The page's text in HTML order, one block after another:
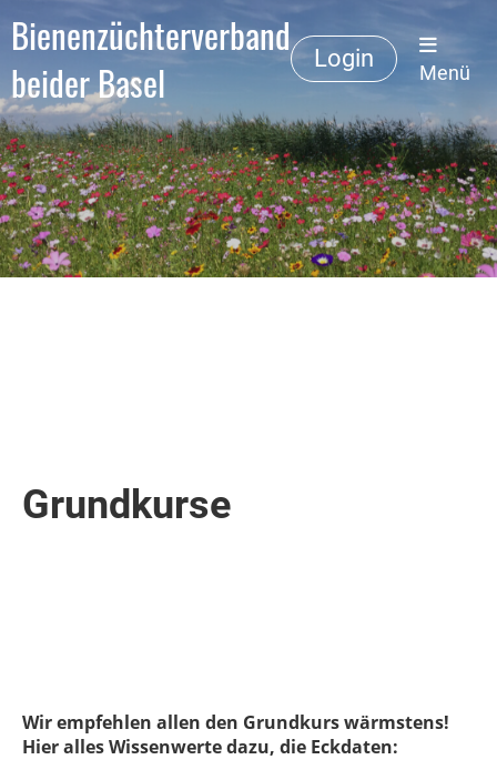
Bienenzüchterverband
beider Basel
Login
Menü
Grundkurse
Wir empfehlen allen den Grundkurs wärmstens!
Hier alles Wissenwerte dazu, die Eckdaten: